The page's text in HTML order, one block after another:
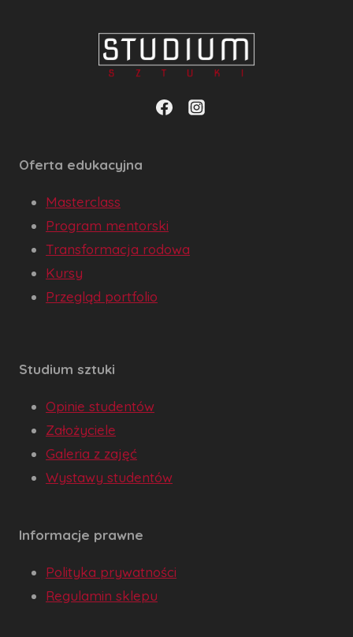
Oferta edukacyjna
Masterclass
Program mentorski
Transformacja rodowa
Kursy
Przegląd portfolio
Studium sztuki
Opinie studentów
Założyciele
Galeria z zajęć
Wystawy studentów
Informacje prawne
Polityka prywatności
Regulamin sklepu